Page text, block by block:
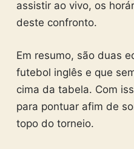
assistir ao vivo, os
deste confronto.
Em resumo, são duas
futebol inglês e que
cima da tabela. Com
para pontuar afim de
topo do torneio.